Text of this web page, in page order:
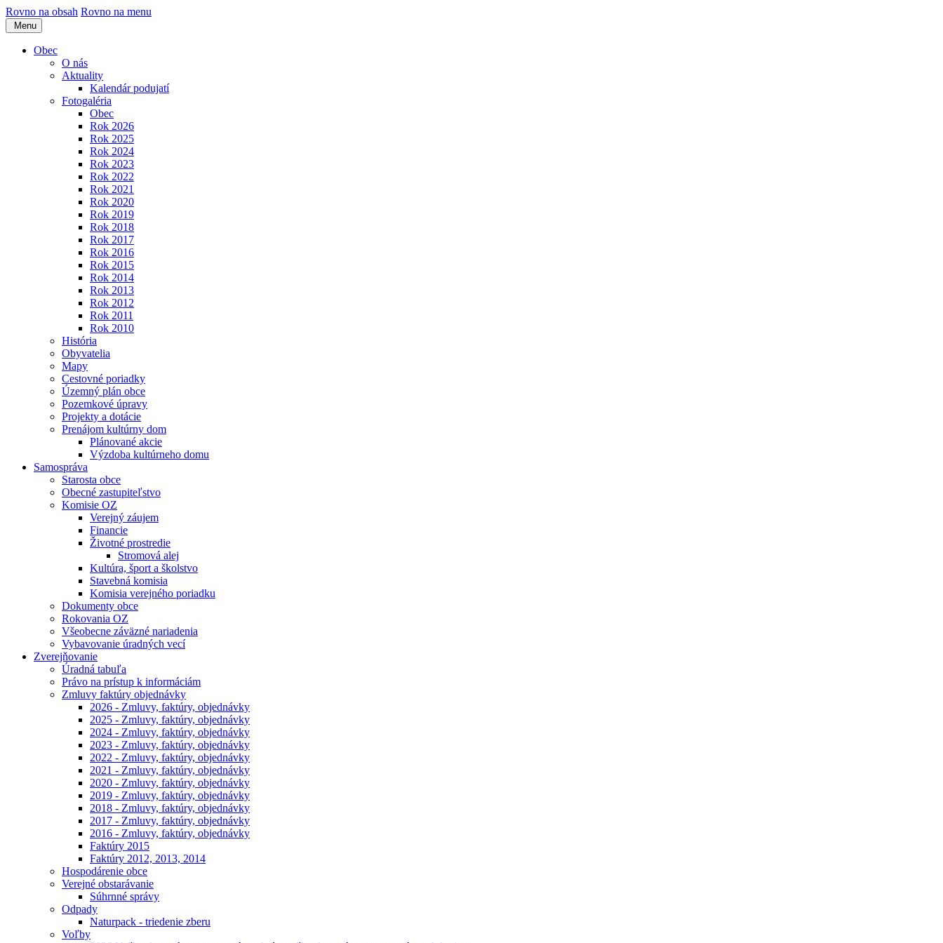
Rovno na obsah Rovno na menu
Menu
Obec
O nás
Aktuality
Kalendár podujatí
Fotogaléria
Obec
Rok 2026
Rok 2025
Rok 2024
Rok 2023
Rok 2022
Rok 2021
Rok 2020
Rok 2019
Rok 2018
Rok 2017
Rok 2016
Rok 2015
Rok 2014
Rok 2013
Rok 2012
Rok 2011
Rok 2010
História
Obyvatelia
Mapy
Cestovné poriadky
Územný plán obce
Pozemkové úpravy
Projekty a dotácie
Prenájom kultúrny dom
Plánované akcie
Výzdoba kultúrneho domu
Samospráva
Starosta obce
Obecné zastupiteľstvo
Komisie OZ
Verejný záujem
Financie
Životné prostredie
Stromová alej
Kultúra, šport a školstvo
Stavebná komisia
Komisia verejného poriadku
Dokumenty obce
Rokovania OZ
Všeobecne záväzné nariadenia
Vybavovanie úradných vecí
Zverejňovanie
Úradná tabuľa
Právo na prístup k informáciám
Zmluvy faktúry objednávky
2026 - Zmluvy, faktúry, objednávky
2025 - Zmluvy, faktúry, objednávky
2024 - Zmluvy, faktúry, objednávky
2023 - Zmluvy, faktúry, objednávky
2022 - Zmluvy, faktúry, objednávky
2021 - Zmluvy, faktúry, objednávky
2020 - Zmluvy, faktúry, objednávky
2019 - Zmluvy, faktúry, objednávky
2018 - Zmluvy, faktúry, objednávky
2017 - Zmluvy, faktúry, objednávky
2016 - Zmluvy, faktúry, objednávky
Faktúry 2015
Faktúry 2012, 2013, 2014
Hospodárenie obce
Verejné obstarávanie
Súhrnné správy
Odpady
Naturpack - triedenie zberu
Voľby